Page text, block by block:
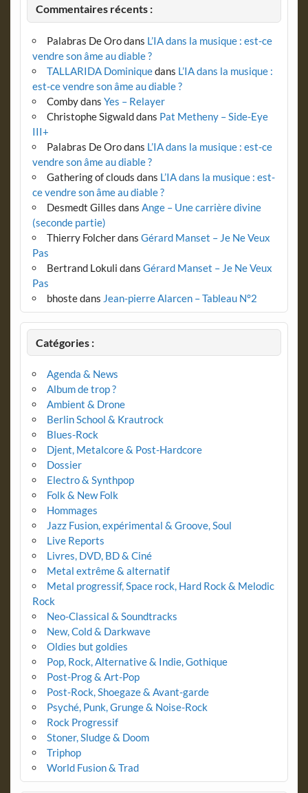
Commentaires récents :
Palabras De Orodans L’IA dans la musique : est-ce
vendre son âme au diable ?
TALLARIDA Dominiquedans L’IA dans la musique :
est-ce vendre son âme au diable ?
Combydans Yes – Relayer
Christophe Sigwalddans Pat Metheny – Side-Eye
III+
Palabras De Orodans L’IA dans la musique : est-ce
vendre son âme au diable ?
Gathering of clouds dans L’IA dans la musique : est-
ce vendre son âme au diable ?
Desmedt Gilles dans Ange – Une carrière divine
(seconde partie)
Thierry Folcherdans Gérard Manset – Je Ne Veux
Pas
Bertrand Lokuli dans Gérard Manset – Je Ne Veux
Pas
bhostedans Jean-pierre Alarcen – Tableau N°2
Catégories :
Agenda & News
Album de trop ?
Ambient & Drone
Berlin School & Krautrock
Blues-Rock
Djent, Metalcore & Post-Hardcore
Dossier
Electro & Synthpop
Folk & New Folk
Hommages
Jazz Fusion, expérimental & Groove, Soul
Live Reports
Livres, DVD, BD & Ciné
Metal extrême & alternatif
Metal progressif, Space rock, Hard Rock & Melodic
Rock
Neo-Classical & Soundtracks
New, Cold & Darkwave
Oldies but goldies
Pop, Rock, Alternative & Indie, Gothique
Post-Prog & Art-Pop
Post-Rock, Shoegaze & Avant-garde
Psyché, Punk, Grunge & Noise-Rock
Rock Progressif
Stoner, Sludge & Doom
Triphop
World Fusion & Trad